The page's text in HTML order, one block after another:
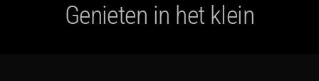
Genieten in het klein